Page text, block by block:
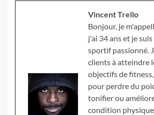
Vincent Trello
Bonjour, je
j'ai 34 ans et je suis
sportif passionné.
clients à atteindre
objectifs de
pour perdre du
tonifier ou
condition